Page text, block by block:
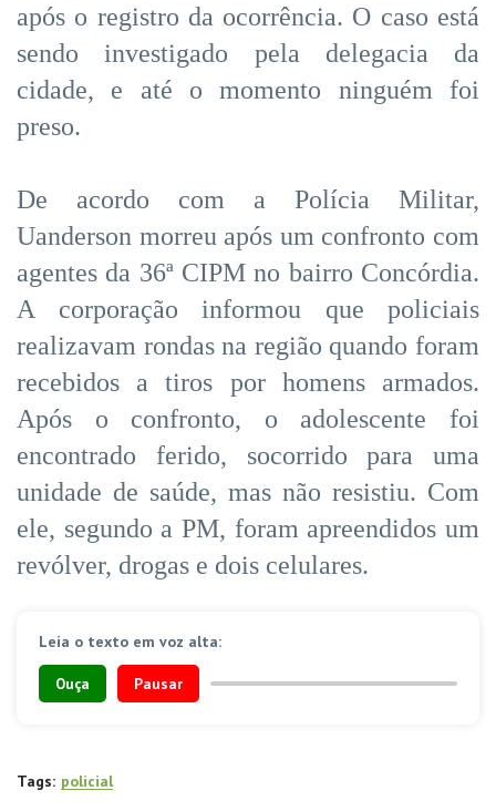
após o registro da ocorrência. O caso está
sendo investigado pela delegacia da
cidade, e até o momento ninguém foi
preso.
De acordo com a Polícia Militar,
Uanderson morreu após um confronto com
agentes da 36ª CIPM no bairro Concórdia.
A corporação informou que policiais
realizavam rondas na região quando foram
recebidos a tiros por homens armados.
Após o confronto, o adolescente foi
encontrado ferido, socorrido para uma
unidade de saúde, mas não resistiu. Com
ele, segundo a PM, foram apreendidos um
revólver, drogas e dois celulares.
Leia o texto em voz alta:
Ouça Pausar
Tags: policial